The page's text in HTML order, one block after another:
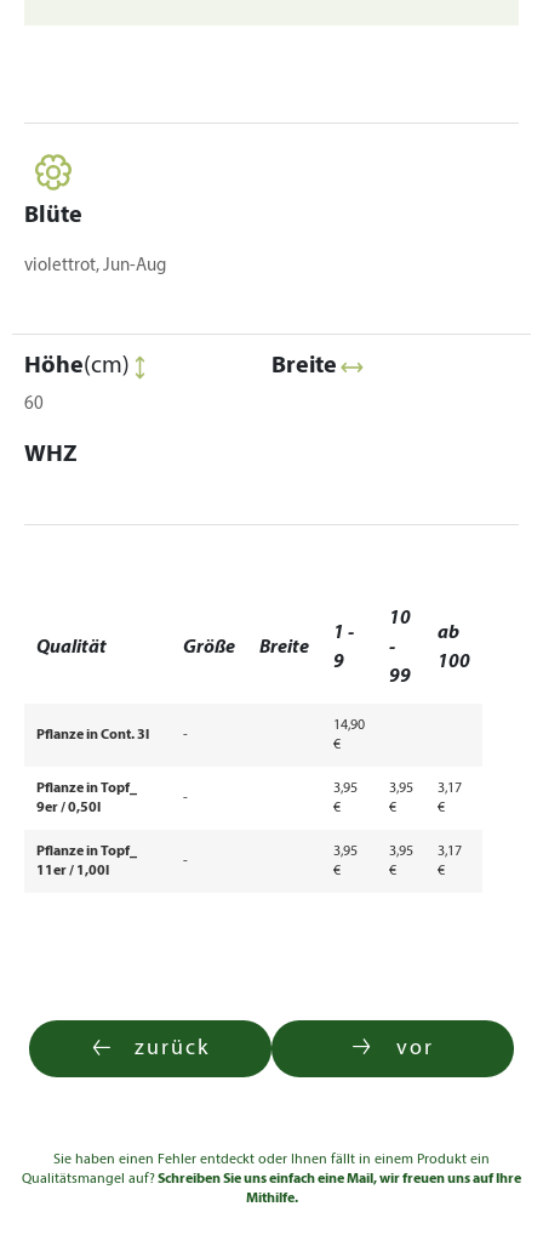
Blüte
violettrot, Jun-Aug
Höhe(cm)
60
Breite
WHZ
Qualität Größe Breite
1 -
9
10
-
99
ab
100
Pflanze in Cont. 3l -
14,90
€
Pflanze in Topf_
9er / 0,50l
-
3,95
€
3,95
€
3,17
€
Pflanze in Topf_
11er / 1,00l
-
3,95
€
3,95
€
3,17
€
zurück vor
Sie haben einen Fehler entdeckt oder Ihnen fällt in einem Produkt ein
Qualitätsmangel auf?Schreiben Sie uns einfach eine Mail, wir freuen uns auf Ihre
Mithilfe.